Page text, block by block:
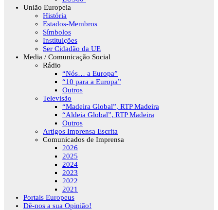
União Europeia
História
Estados-Membros
Símbolos
Instituições
Ser Cidadão da UE
Media / Comunicação Social
Rádio
“Nós… a Europa”
“10 para a Europa”
Outros
Televisão
“Madeira Global”, RTP Madeira
“Aldeia Global”, RTP Madeira
Outros
Artigos Imprensa Escrita
Comunicados de Imprensa
2026
2025
2024
2023
2022
2021
Portais Europeus
Dê-nos a sua Opinião!